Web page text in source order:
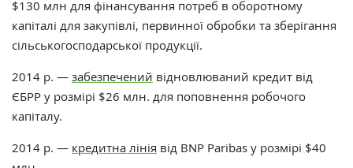
$130 млн для фінансування потреб в оборотному
капіталі для закупівлі, первинної обробки та зберігання
сільськогосподарської продукції.
2014 р. — забезпечений відновлюваний кредит від
ЄБРР у ​​розмірі $26 млн. для поповнення робочого
капіталу.
2014 р. — кредитна лінія від BNP Paribas у розмірі $40